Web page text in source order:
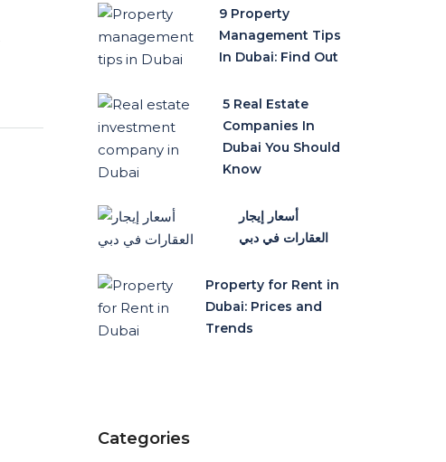
9 Property
Management Tips
In Dubai: Find Out
5 Real Estate
Companies In
Dubai You Should
Know
أسعار إيجار
العقارات في دبي
Property for Rent in
Dubai: Prices and
Trends
Categories